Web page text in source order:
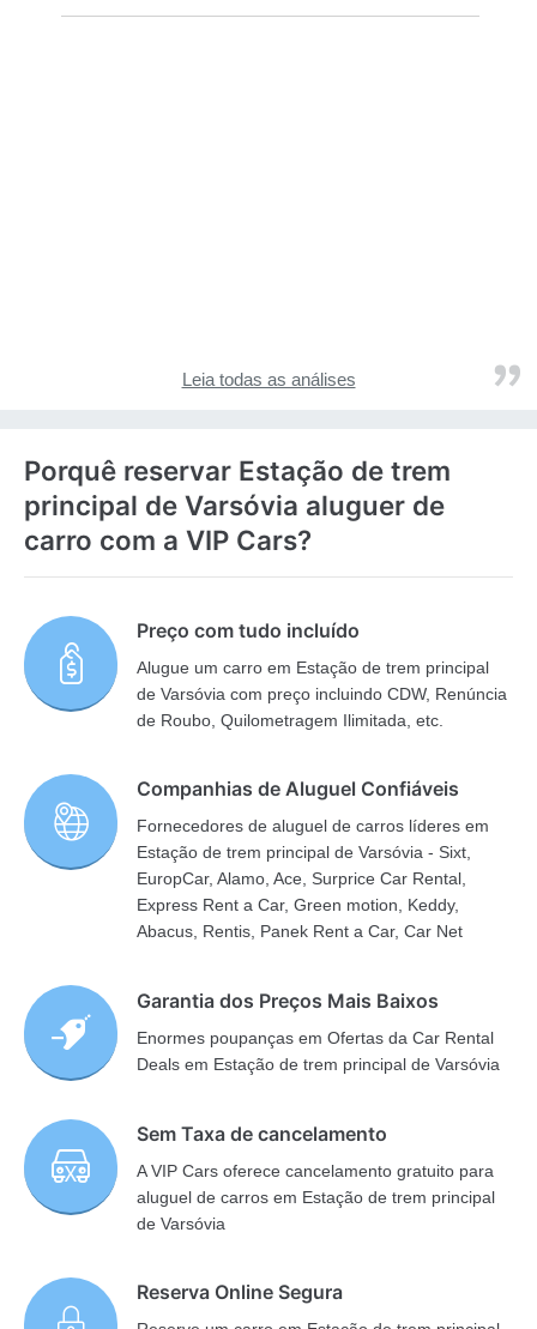
Leia todas as análises
Porquê reservar Estação de trem
principal de Varsóvia aluguer de
carro com a VIP Cars?
Preço com tudo incluído
Alugue um carro em Estação de trem principal
de Varsóvia com preço incluindo CDW, Renúncia
de Roubo, Quilometragem Ilimitada, etc.
Companhias de Aluguel Confiáveis
Fornecedores de aluguel de carros líderes em
Estação de trem principal de Varsóvia - Sixt,
EuropCar, Alamo, Ace, Surprice Car Rental,
Express Rent a Car, Green motion, Keddy,
Abacus, Rentis, Panek Rent a Car, Car Net
Garantia dos Preços Mais Baixos
Enormes poupanças em Ofertas da Car Rental
Deals em Estação de trem principal de Varsóvia
Sem Taxa de cancelamento
A VIP Cars oferece cancelamento gratuito para
aluguel de carros em Estação de trem principal
de Varsóvia
Reserva Online Segura